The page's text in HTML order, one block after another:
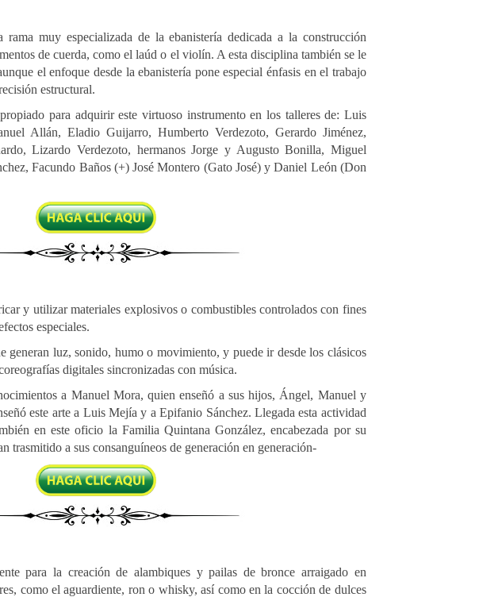
rama muy especializada de la ebanistería dedicada a la construcción
de cuerda, como el laúd o el violín. A esta disciplina también se le
el enfoque desde la ebanistería pone especial énfasis en el trabajo
estructural.
para adquirir este virtuoso instrumento en los talleres de: Luis
Allán, Eladio Guijarro, Humberto Verdezoto, Gerardo Jiménez,
Lizardo Verdezoto, hermanos Jorge y Augusto Bonilla, Miguel
Facundo Baños (+) José Montero (Gato José) y Daniel León (Don
y utilizar materiales explosivos o combustibles controlados con fines
especiales.
generan luz, sonido, humo o movimiento, y puede ir desde los clásicos
digitales sincronizadas con música.
a Manuel Mora, quien enseñó a sus hijos, Ángel, Manuel y
este arte a Luis Mejía y a Epifanio Sánchez. Llegada esta actividad
en este oficio la Familia Quintana González, encabezada por su
trasmitido a sus consanguíneos de generación en generación-
para la creación de alambiques y pailas de bronce arraigado en
como el aguardiente, ron o whisky, así como en la cocción de dulces